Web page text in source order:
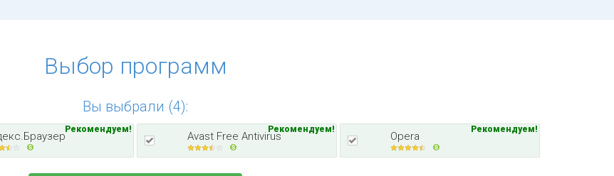
Выбор программ
Вы выбрали (4):
Рекомендуем!
Avast Free Antivirus
Рекомендуем!
Opera
Рекомендуем!